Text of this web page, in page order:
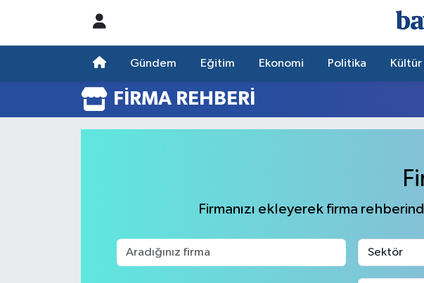
Gündem Eğitim Ekonomi Politika Kültür
FIRMA REHBERI
Firmanızı ekleyerek firma
Hava Durumu
Son Dakika Haberleri